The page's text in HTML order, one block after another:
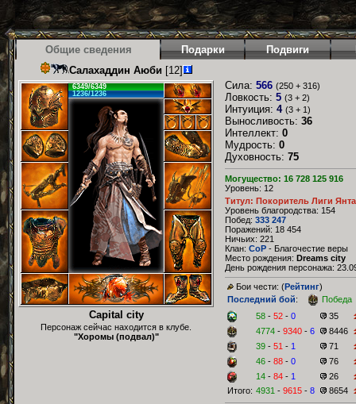
Общие сведения Подарки Подвиги
Салахаддин Аюби [12]
6349/6349
1236/1236
Capital city
Персонаж сейчас находится в клубе.
"Хоромы (подвал)"
Сила: 566 (250 + 316)
Ловкость: 5 (3 + 2)
Интуиция: 4 (3 + 1)
Выносливость: 36
Интеллект: 0
Мудрость: 0
Духовность: 75
Могущество: 16 728 125 916
Уровень: 12
Титул: Покоритель Лиги
Уровень благородства: 154
Побед: 333 247
Поражений: 18 454
Ничьих: 221
Клан: CoP - Благочестие веры
Место рождения: Dreams city
День рождения персонажа:
Бои чести: (Рейтинг)
Последний бой:
Победа
58 - 52 - 0
35
4774 - 9340 - 6
8446
39 - 51 - 1
71
46 - 88 - 0
76
14 - 84 - 1
26
Итого: 4931 - 9615 - 8 8654